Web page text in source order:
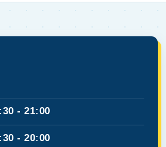
- 21:00
- 20:00